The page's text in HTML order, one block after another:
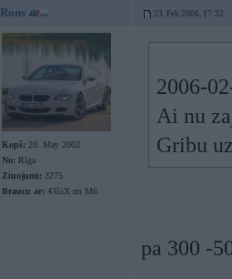
Rons 23. Feb 2006, 17:32
Kopš: 28. May 2002
No: Rīga
Ziņojumi: 3275
Braucu ar: 435iX un M6
2006-
Ai nu
Gribu
pa 300 -